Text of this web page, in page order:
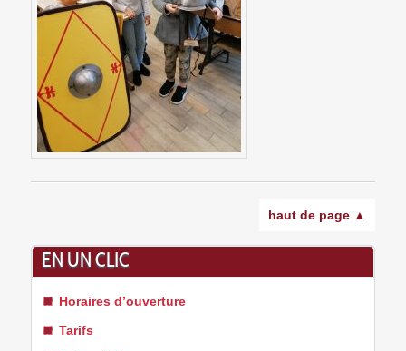
haut de page ▲
EN UN CLIC
Horaires d’ouverture
Tarifs